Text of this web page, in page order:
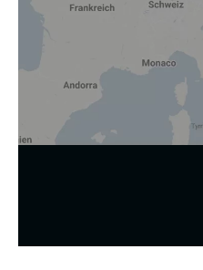
verarbeitet wird, z. B. die
freiwillig, für die Nutzung
und kann jederzeit auf